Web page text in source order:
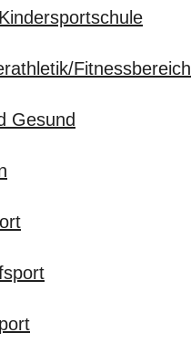
Fitnessbereich
Gesund